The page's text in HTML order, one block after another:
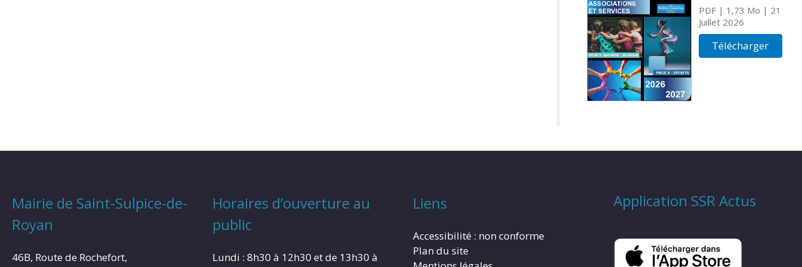
PDF| 1,73 Mo | 21
Juillet 2026
Télécharger
Mairie de Saint-Sulpice-de-
Royan
46B, Route de Rochefort,
Horaires d’ouverture au
public
Lundi : 8h30 à 12h30 et de 13h30 à
Liens
Accessibilité : non conforme
Plan du site
Application SSR Actus